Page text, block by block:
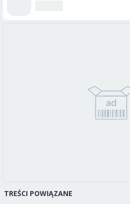
TREŚCI POWIĄZANE